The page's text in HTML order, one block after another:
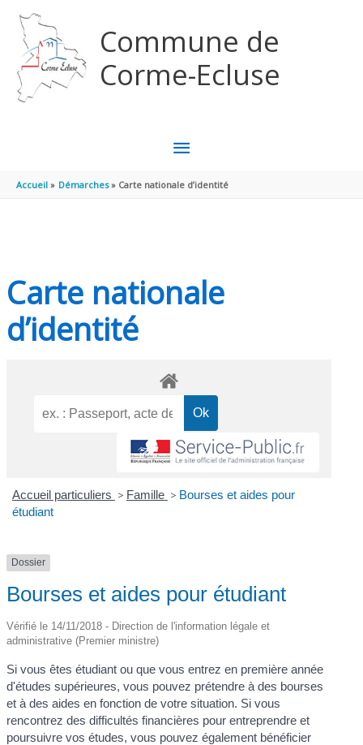
Commune de
Corme-Ecluse
MENU
PRINCIPAL
Accueil Démarches Carte nationale d’identité
Carte nationale
d’identité
Accueil particuliers > Famille > Bourses et aides pour
étudiant
Dossier
Bourses et aides pour étudiant
Vérifié le 14/11/2018 - Direction de l'information légale et
administrative (Premier ministre)
Si vous êtes étudiant ou que vous entrez en première année
d'études supérieures, vous pouvez prétendre à des bourses
et à des aides en fonction de votre situation. Si vous
rencontrez des difficultés financières pour entreprendre et
poursuivre vos études, vous pouvez également bénéficier